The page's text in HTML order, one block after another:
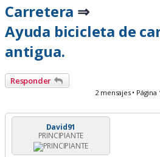
Carretera ⇒
Ayuda bicicleta de
antigua.
Responder
2 mensajes • Página
David91
PRINCIPIANTE